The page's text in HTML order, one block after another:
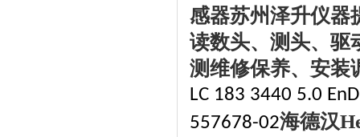
感器苏州泽升仪器
读数头、测头、驱
测维修保养、安装
LC 183 3440 5.0
557678-02海德汉